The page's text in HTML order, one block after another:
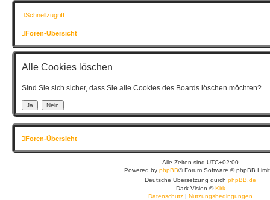
Schnellzugriff
Foren-Übersicht
Alle Cookies löschen
Sind Sie sich sicher, dass Sie alle Cookies des Boards löschen möchten?
Foren-Übersicht
Alle Zeiten sind UTC+02:00
Powered by phpBB® Forum Software © phpBB
Deutsche Übersetzung durch phpBB.de
Dark Vision ©Kirk
Datenschutz | Nutzungsbedingungen